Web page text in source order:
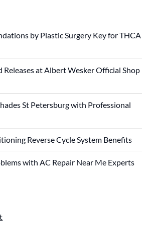
by Plastic Surgery Key for THCA
Releases at Albert Wesker Official Shop
St Petersburg with Professional
Reverse Cycle System Benefits
with AC Repair Near Me Experts